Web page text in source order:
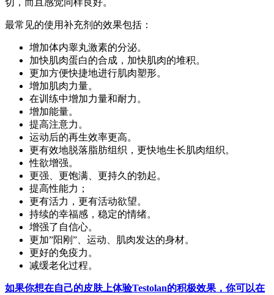
切，而且感觉同样良好。
最常见的使用补充剂的效果包括：
增加体内睾丸激素的分泌。
加快肌肉蛋白的合成，加快肌肉的堆积。
更加方便快捷地进行肌肉塑形。
增加肌肉力量。
在训练中增加力量和耐力。
增加能量。
提高注意力。
运动后的再生效率更高。
更有效地脱落脂肪组织，更快地生长肌肉组织。
性欲增强。
更强、更饱满、更持久的勃起。
提高性能力；
更有活力，更有活动欲望。
持续的幸福感，稳定的情绪。
增强了自信心。
更加”阳刚”、运动、肌肉发达的身材。
更好的免疫力。
减缓老化过程。
如果你想在自己的皮肤上体验Testolan的积极效果，你可以在